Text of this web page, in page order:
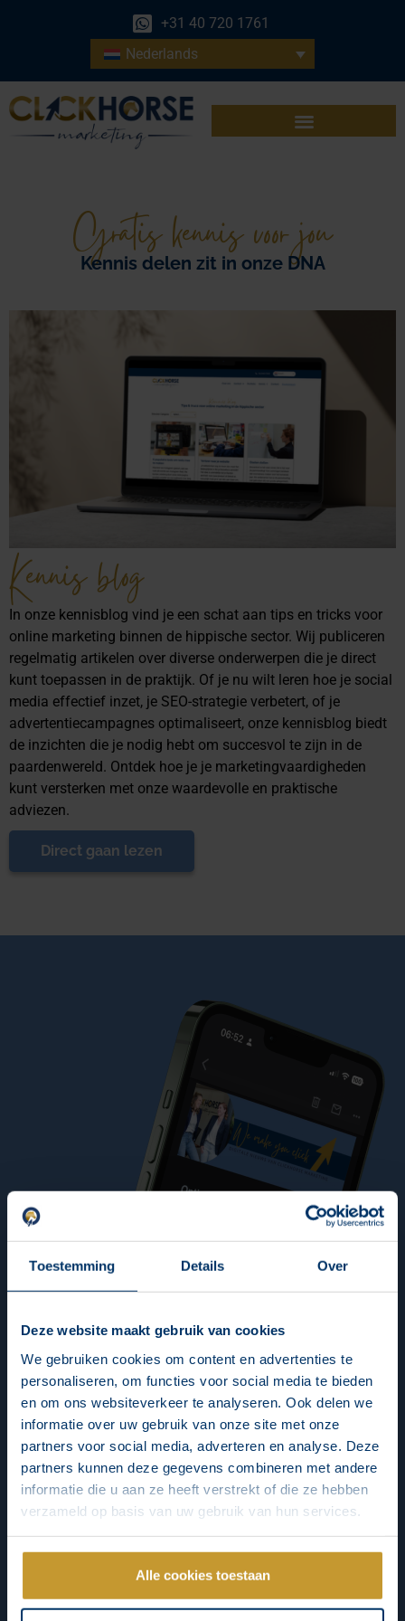
Toestemming Details Over
Deze website maakt gebruik van cookies
We gebruiken cookies om content en advertenties te
personaliseren, om functies voor social media te bieden
en om ons websiteverkeer te analyseren. Ook delen we
informatie over uw gebruik van onze site met onze
partners voor social media, adverteren en analyse. Deze
partners kunnen deze gegevens combineren met andere
informatie die u aan ze heeft verstrekt of die ze hebben
verzameld op basis van uw gebruik van hun services.
Alle cookies toestaan
+31 40 720 1761
Nederlands
Gratis kennis voor jou
Kennis delen zit in onze DNA
Kennis blog
In onze kennisblog vind je een schat aan tips en tricks voor
online marketing binnen de hippische sector. Wij publiceren
regelmatig artikelen over diverse onderwerpen die je direct
kunt toepassen in de praktijk. Of je nu wilt leren hoe je social
media effectief inzet, je SEO-strategie verbetert, of je
advertentiecampagnes optimaliseert, onze kennisblog biedt
de inzichten die je nodig hebt om succesvol te zijn in de
paardenwereld. Ontdek hoe je je marketingvaardigheden
kunt versterken met onze waardevolle en praktische
adviezen.
Direct gaan lezen